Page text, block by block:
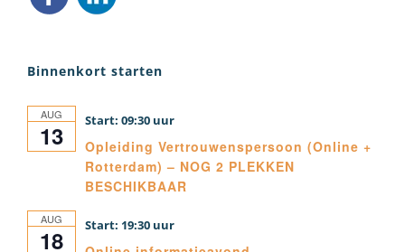
Binnenkort starten
AUG
13 09:30
Opleiding Vertrouwenspersoon (Online +
Rotterdam) – NOG 2 PLEKKEN
BESCHIKBAAR
AUG
18 19:30